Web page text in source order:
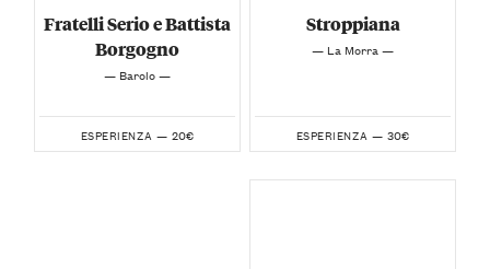
Fratelli Serio e Battista
Borgogno
— Barolo —
ESPERIENZA — 20€
Stroppiana
— La Morra —
ESPERIENZA — 30€